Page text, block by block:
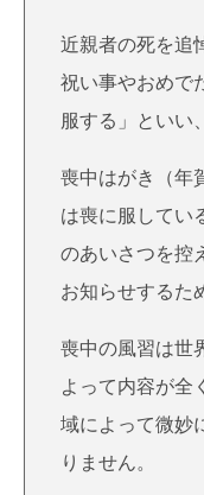
近親者の死を追
祝い事やおめで
服する」といい
喪中はがき（年
は喪に服してい
のあいさつを控
お知らせするた
喪中の風習は世
よって内容が全
域によって微妙
りません。